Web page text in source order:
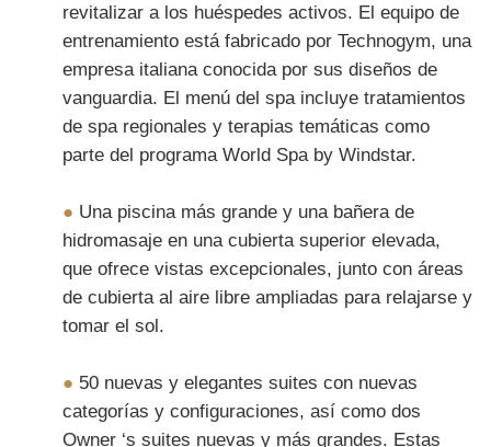
revitalizar a los huéspedes activos. El equipo de
entrenamiento está fabricado por Technogym, una
empresa italiana conocida por sus diseños de
vanguardia. El menú del spa incluye tratamientos
de spa regionales y terapias temáticas como
parte del programa World Spa by Windstar.
● Una piscina más grande y una bañera de
hidromasaje en una cubierta superior elevada,
que ofrece vistas excepcionales, junto con áreas
de cubierta al aire libre ampliadas para relajarse y
tomar el sol.
● 50 nuevas y elegantes suites con nuevas
categorías y configuraciones, así como dos
Owner ‘s suites nuevas y más grandes. Estas